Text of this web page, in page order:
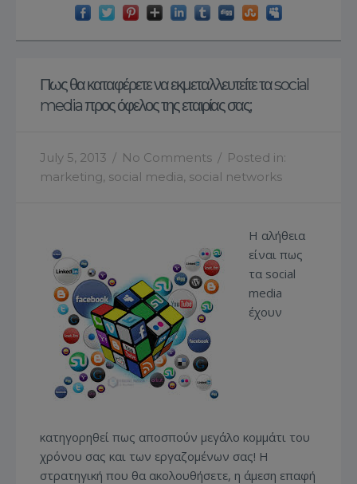
Πως θα καταφέρετε να εκμεταλλευτείτε τα social
media προς όφελος της εταιρίας σας;
July 5, 2013 / No Comments / Posted in:
marketing, social media, social networks
Η αλήθεια
είναι πως
τα social
media
έχουν
κατηγορηθεί πως αποσπούν μεγάλο κομμάτι του
χρόνου σας και των εργαζομένων σας! Η
στρατηγική που θα ακολουθήσετε, η άμεση επαφή